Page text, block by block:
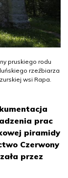
pruskiego rodu
rzeźbiarza
wsi Rapa.
prac
piramidy
Czerwony
przez